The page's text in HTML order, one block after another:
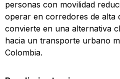
personas con movilidad
operar en corredores de alta
convierte en una alternativa
hacia un transporte urbano
Colombia.